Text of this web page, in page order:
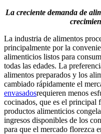
La creciente demanda de
La industria de alimentos
principalmente por la
alimenticios listos para
todas las edades. La
alimentos preparados y los
cambiado rápidamente el
envasadosrequieren menos
cocinados, que es el principal
productos alimenticios
ingresos disponibles de los
para que el mercado florezca